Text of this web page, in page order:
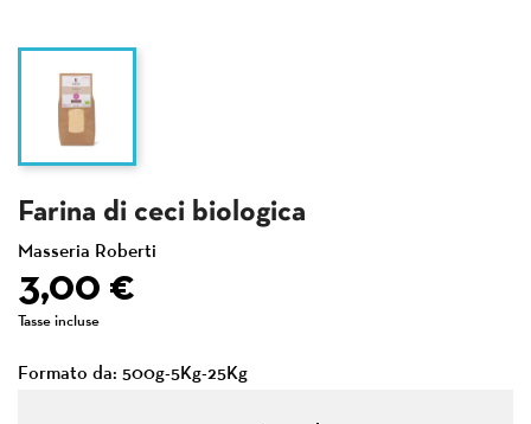
Farina di ceci biologica
Masseria Roberti
3,00 €
Tasse incluse
Formato da: 500g-5Kg-25Kg